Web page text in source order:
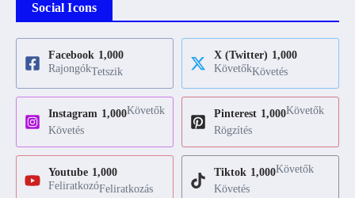
Social Icons
Facebook 1,000
RajongókTetszik
X (Twitter) 1,000
KövetőkKövetés
Instagram 1,000Követők
Követés
Pinterest 1,000Követők
Rögzítés
Youtube 1,000
FeliratkozóFeliratkozás
Tiktok 1,000Követők
Követés